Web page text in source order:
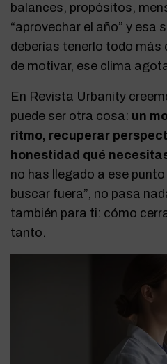
balances, propósitos,
“aprovechar el año” y esa
deberías tenerlo todo más
de motivar, ese clima
En Revista Urbanity
puede ser otra cosa: un
ritmo, recuperar
honestidad qué
no has llegado a ese punto
buscar fuera”, no pasa
también para ti: cómo
tanto.